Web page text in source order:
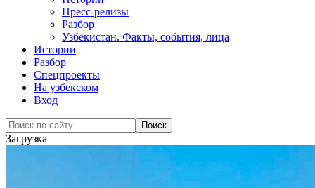
Пресс-релизы
Разбор
Узбекистан. Факты, события, лица
Истории
Разбор
Спецпроекты
На узбекском
Вход
Загрузка